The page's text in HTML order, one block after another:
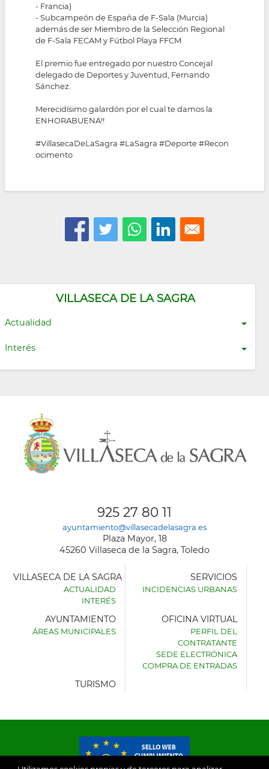
VILLASECA DE LA SAGRA
Actualidad
Interés
- Francia)
- Subcampeón de España de F-Sala (Murcia)
además de ser Miembro de la Selección Regional
de F-Sala FECAM y Fútbol Playa FFCM
El premio fue entregado por nuestro Concejal
delegado de Deportes y Juventud, Fernando
Sánchez.
Merecidísimo galardón por el cual te damos la
ENHORABUENA!!
#VillasecaDeLaSagra #LaSagra #Deporte#Recon
ocimento
925 27 80 11
ayuntamiento@villasecadelasagra.es
Plaza Mayor, 18
45260 Villaseca de la Sagra, Toledo
AYUNTAMIENTO
VILLASECA DE LA SAGRA
ACTUALIDAD
INTERÉS
SERVICIOS
INCIDENCIAS URBANAS
AYUNTAMIENTO
ÁREAS MUNICIPALES
OFICINA VIRTUAL
PERFIL DEL
CONTRATANTE
SEDE ELECTRÓNICA
COMPRA DE ENTRADAS
TURISMO